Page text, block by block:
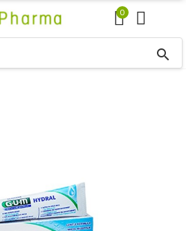
0
search